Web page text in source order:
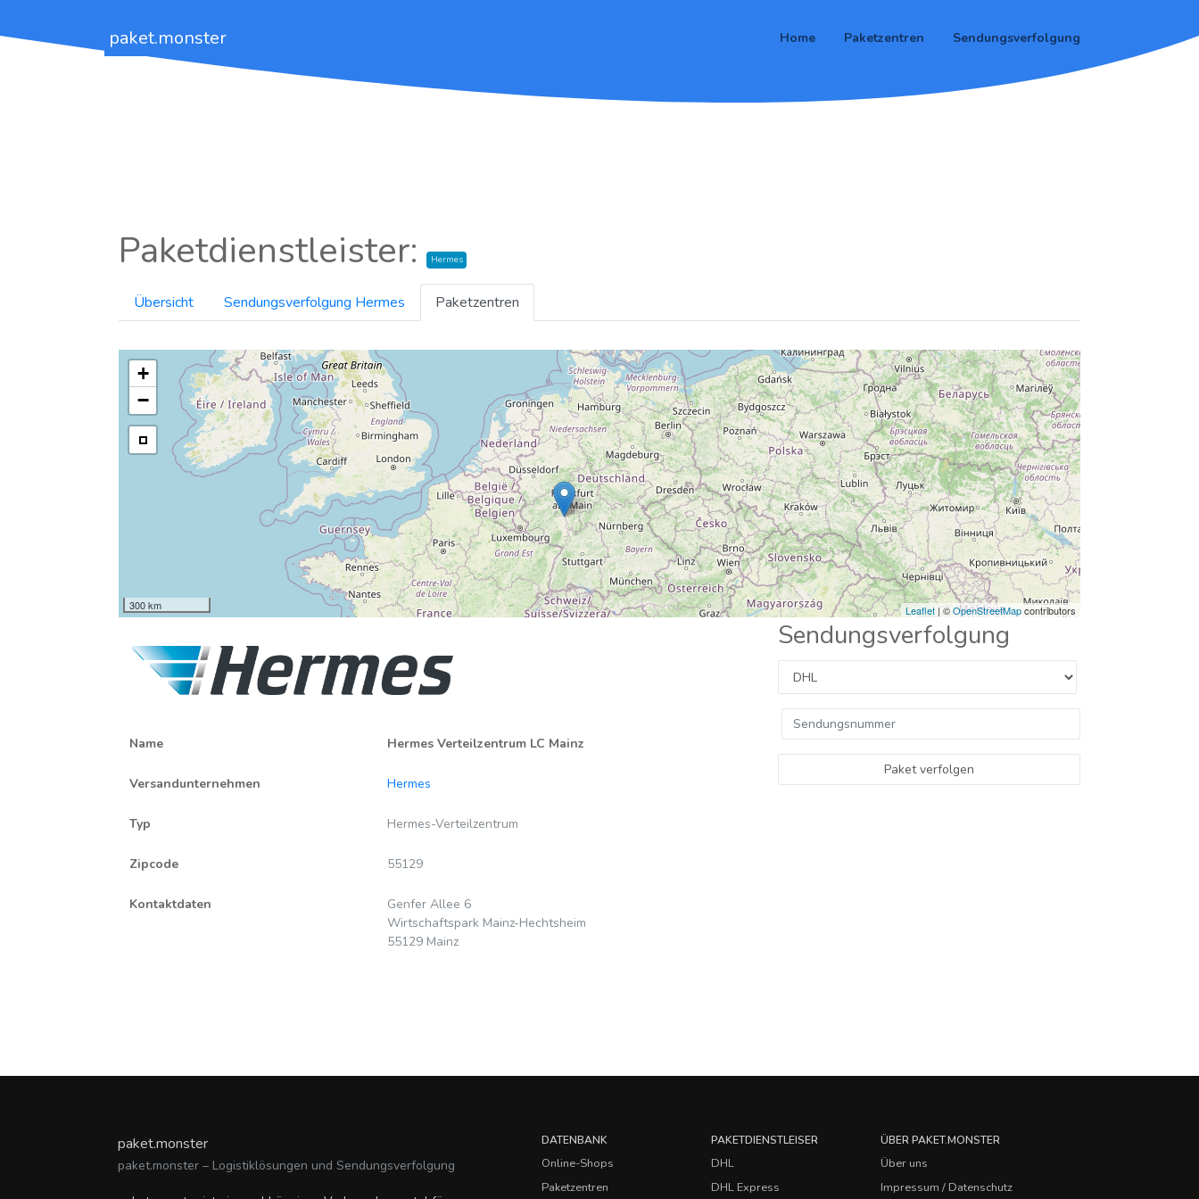
paket.monster Home Paketzentren Sendungsverfolgung
Paketdienstleister: Hermes
Übersicht Sendungsverfolgung Hermes Paketzentren
+
−
300 km Leaflet | ©OpenStreetMapcontributors
Name Hermes Verteilzentrum LC Mainz
Versandunternehmen Hermes
Typ Hermes-Verteilzentrum
Zipcode 55129
Kontaktdaten
Genfer Allee 6
Wirtschaftspark Mainz-Hechtsheim
55129 Mainz
Sendungsverfolgung
Paket verfolgen
paket.monster
paket.monster – Logistiklösungen und Sendungsverfolgung
DATENBANK
Online-Shops
Paketzentren
PAKETDIENSTLEISER
DHL
DHL Express
ÜBER PAKET.MONSTER
Über uns
Impressum / Datenschutz